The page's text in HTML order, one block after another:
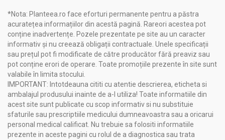
Acțiuni și Recomandări:
BoneFactor [MSM Glucozamina Condroitina] 60cps -
ADAMS SUPPLEMENTS
Beneficii :
Îmbunătățirea funcției articulare
Reducerea inflamațiilor articulare
Refacerea și întărirea cartilajului articular
Diminuarea durerilor asociate osteoartritei
Promovarea mobilității articulare
Consolidarea oaselor
Efect antiinflamator
*Nota: Planteea.ro face eforturi permanente pentru a păstra
acuratețea informațiilor din acestă pagină. Rareori acestea pot
conține inadvertențe. Pozele prezentate pe site au un caracter
informativ și nu creează obligații contractuale. Unele specificații
sau prețul pot fi modificate de către producător fără preaviz sau
pot conține erori de operare. Toate promoțiile prezente în site sunt
valabile în limita stocului.
IMPORTANT: Intotdeauna cititi cu atentie descrierea, eticheta si
ambalajul produsului inainte de a-l utiliza! Toate informatiile din
acest site sunt publicate cu scop informativ si nu substituie
sfaturile sau prescriptiile medicului dumneavoastra sau a oricarui
personal medical calificat. Nu trebuie sa folositi informatiile
prezente in aceste pagini cu rolul de a diagnostica sau trata